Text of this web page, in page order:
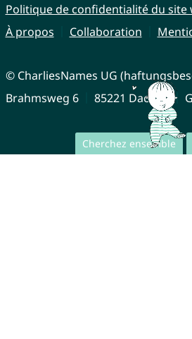
Cherchez ensemble
Politique de confidentialité du site
À propos
Collaboration
© CharliesNames UG
Brahmsweg 6
85221 Dachau